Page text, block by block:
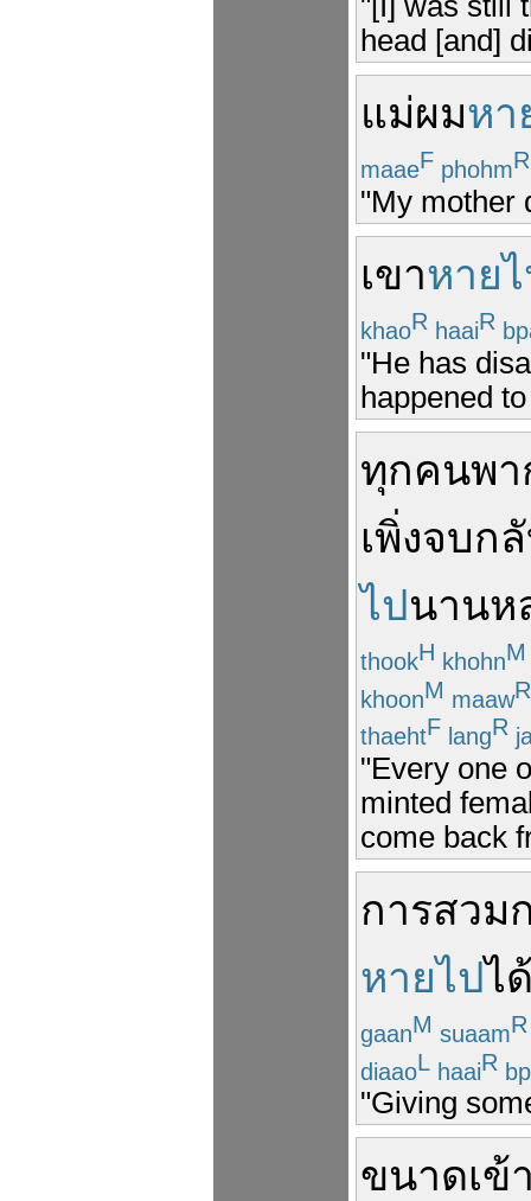
head [and]
แม่ผมหา
maaeF phohmR
"My mother
เขาหาย
khaoR haaiR
"He has
happened
ทุกคนพ
เพิ่งจบก
ไปนานห
thookH khohnM
khoonM maawR
thaehtF langR
"Every one
minted
come back
การสวม
หายไปไ
gaanM suaamR
diaaoL haaiR
"Giving
ขนาดเข้